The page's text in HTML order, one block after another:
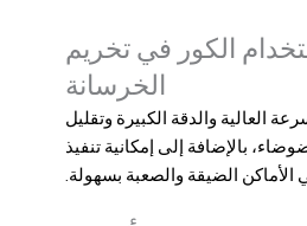
الكور في تخريم
الخرسانة
العالية والدقة الكبيرة وتقليل
بالإضافة إلى إمكانية تنفيذ
الأماكن الضيقة والصعبة بسهولة.